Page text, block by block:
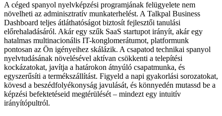
A céged spanyol nyelvképzési programjának felügyelete nem
növelheti az adminisztratív munkaterhelést. A Talkpal Business
Dashboard teljes átláthatóságot biztosít fejlesztői tanulási
előrehaladásáról. Akár egy szűk SaaS startupot irányít, akár egy
hatalmas multinacionális IT-konglomerátumot, platformunk
pontosan az Ön igényeihez skálázik. A csapatod technikai spanyol
nyelvtudásának növelésével aktívan csökkenti a telepítési
kockázatokat, javítja a határokon átnyúló csapatmunka, és
egyszerűsíti a termékszállítást. Figyeld a napi gyakorlási sorozatokat,
kövesd a beszédfolyékonyság javulását, és könnyedén mutassd be a
képzési befektetéseid megtérülését – mindezt egy intuitív
irányítópultról.